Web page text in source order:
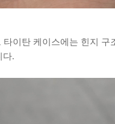
이탄 케이스에는 힌지
다.